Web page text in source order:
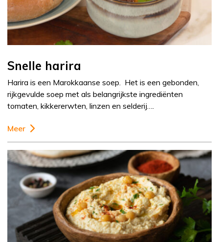
Snelle harira
Harira is een Marokkaanse soep. Het is een gebonden,
rijkgevulde soep met als belangrijkste ingrediënten
tomaten, kikkererwten, linzen en selderij….
Meer